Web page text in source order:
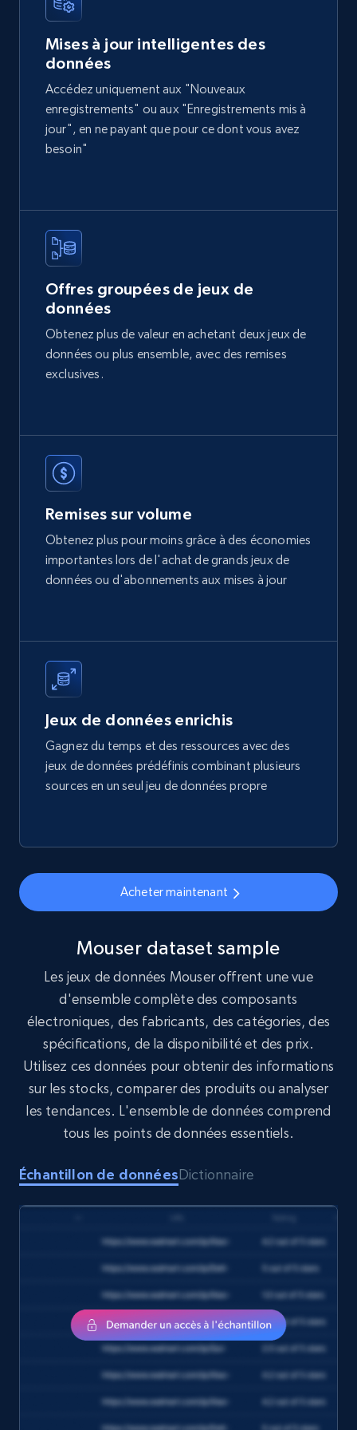
Home Depot US
URL, Domain, Country code, Model number,
Sku, Product id, Product name, Manufacturer,
and more.
Amazon products global dataset
price, Currency, Availability, Reviews count, and
more.
URL, Product id, Listing inventory id, Title, Rating,
Reviews count shop, Reviews count item, Initial
price, and more.
1.9K+
Amazon best seller products
Title, Seller name, Brand, Description, Initial
1.7K+ 254+ Buy Now
Amazon products search
Asin, URL, Name, Sponsored, Initial price, Final
price, Currency, Sold, and more.
eCommerce
1.6K+ 181+ Buy Now
Target
Rating, Reviews count, Initial price, Discount,
eCommerce
Mises à jour intelligentes des
données
Accédez uniquement aux "Nouveaux
enregistrements" ou aux "Enregistrements mis à
jour", en ne payant que pour ce dont vous avez
besoin"
Offres groupées de jeux de
données
Obtenez plus de valeur en achetant deux jeux de
données ou plus ensemble, avec des remises
exclusives.
Remises sur volume
Obtenez plus pour moins grâce à des économies
importantes lors de l'achat de grands jeux de
données ou d'abonnements aux mises à jour
Jeux de données enrichis
Gagnez du temps et des ressources avec des
jeux de données prédéfinis combinant plusieurs
sources en un seul jeu de données propre
Acheter maintenant
Mouser dataset sample
Les jeux de données Mouser offrent une vue
d'ensemble complète des composants
électroniques, des fabricants, des catégories, des
spécifications, de la disponibilité et des prix.
Utilisez ces données pour obtenir des informations
sur les stocks, comparer des produits ou analyser
les tendances. L'ensemble de données comprend
tous les points de données essentiels.
Échantillon de donnéesDictionnaire